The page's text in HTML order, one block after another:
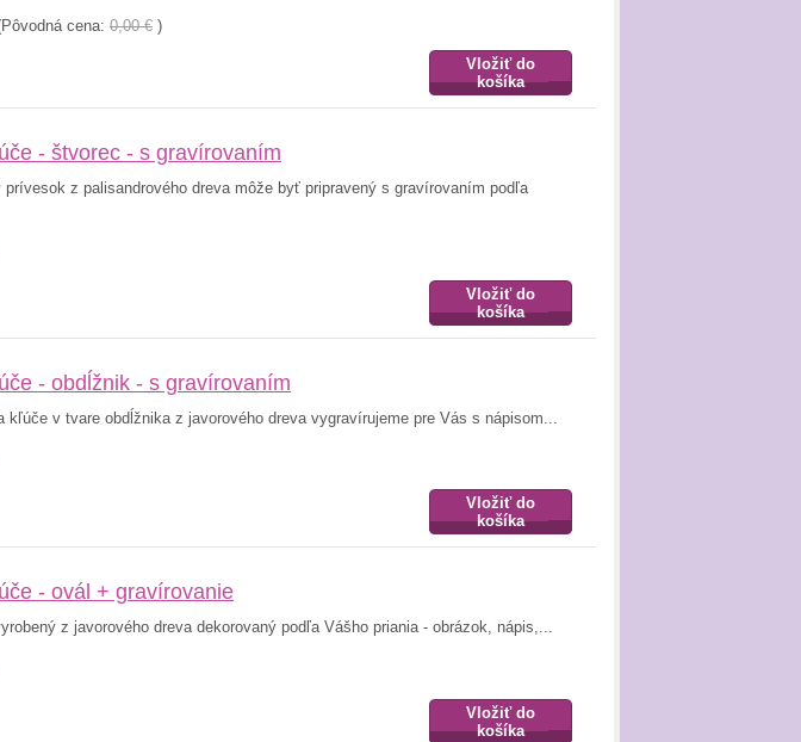
cena: 0,00 € )
Vložiť do
košíka
- štvorec - s gravírovaním
prívesok z palisandrového dreva môže byť pripravený s gravírovaním podľa
Vložiť do
košíka
- obdĺžnik - s gravírovaním
kľúče v tvare obdĺžnika z javorového dreva vygravírujeme pre Vás s nápisom...
Vložiť do
košíka
- ovál + gravírovanie
z javorového dreva dekorovaný podľa Vášho priania - obrázok, nápis,...
Vložiť do
košíka